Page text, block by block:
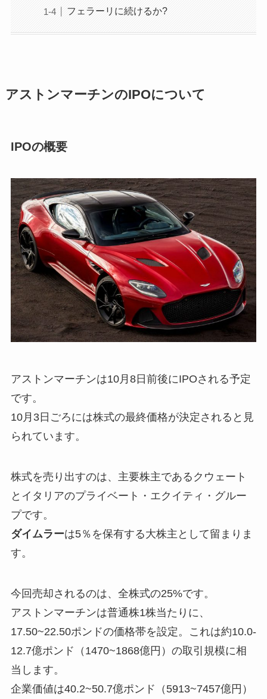
フェラーリに続けるか?
アストンマーチンのIPOについて
IPOの概要
アストンマーチンは10月8日前後にIPOされる予定
です。
10月3日ごろには株式の最終価格が決定されると見
られています。
株式を売り出すのは、主要株主であるクウェート
とイタリアのプライベート・エクイティ・グルー
プです。
ダイムラーは5％を保有する大株主として留まりま
す。
今回売却されるのは、全株式の25%です。
アストンマーチンは普通株1株当たりに、
17.50~22.50ポンドの価格帯を設定。これは約10.0-
12.7億ポンド（1470~1868億円）の取引規模に相
当します。
企業価値は40.2~50.7億ポンド（5913~7457億円）